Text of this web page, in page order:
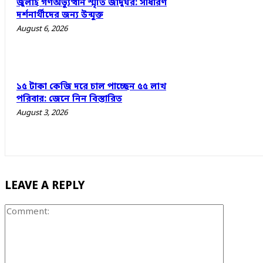
জুলাই গণঅভ্যুত্থান স্মৃতি জাদুঘর: সাধারণ
দর্শনার্থীদের জন্য উন্মুক্ত
August 6, 2026
১৫ টাকা কেজি দরে চাল পাচ্ছেন ৫৫ লাখ
পরিবার: জেনে নিন বিস্তারিত
August 3, 2026
LEAVE A REPLY